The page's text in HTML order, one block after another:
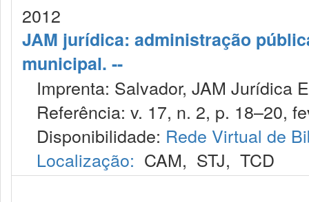
2012
JAM jurídica: administração
municipal. --
Imprenta: Salvador, JAM Jurídica
Referência: v. 17, n. 2, p. 18–20,
Disponibilidade: Rede Virtual de
Localização: CAM, STJ, TCD